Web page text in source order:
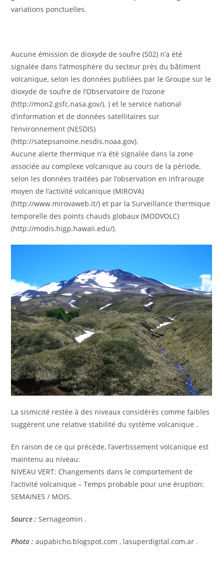
variations ponctuelles.
Aucune émission de dioxyde de soufre (S02) n’a été
signalée dans l’atmosphère du secteur près du bâtiment
volcanique, selon les données publiées par le Groupe sur le
dioxyde de soufre de l’Observatoire de l’ozone
(http://mon2.gsfc.nasa.gov/). ) et le service national
d’information et de données satellitaires sur
l’environnement (NESDIS)
(http://satepsanoine.nesdis.noaa.gov).
Aucune alerte thermique n’a été signalée dans la zone
associée au complexe volcanique au cours de la période,
selon les données traitées par l’observation en infrarouge
moyen de l’activité volcanique (MIROVA)
(http://www.mirovaweb.it/) et par la Surveillance thermique
temporelle des points chauds globaux (MODVOLC)
(http://modis.higp.hawaii.edu/).
La sismicité restée à des niveaux considérés comme faibles
suggèrent une relative stabilité du système volcanique .
En raison de ce qui précède, l’avertissement volcanique est
maintenu au niveau:
NIVEAU VERT: Changements dans le comportement de
l’activité volcanique – Temps probable pour une éruption:
SEMAINES / MOIS.
Source : Sernageomin .
Photo : aupabicho.blogspot.com , lasuperdigital.com.ar .